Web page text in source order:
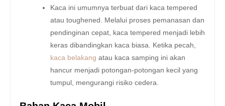
Kaca ini umumnya terbuat dari kaca tempered
atau toughened. Melalui proses pemanasan dan
pendinginan cepat, kaca tempered menjadi lebih
keras dibandingkan kaca biasa. Ketika pecah,
kaca belakang atau kaca samping ini akan
hancur menjadi potongan-potongan kecil yang
tumpul, mengurangi risiko cedera.